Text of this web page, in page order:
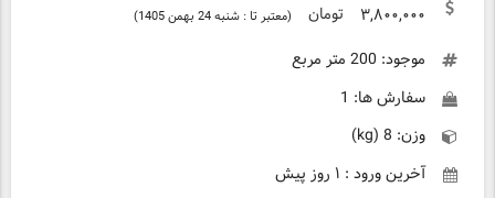
۳,۸۰۰,۰۰۰
تومان (معتبر تا : شنبه 24 بهمن 1405)
موجود: 200 متر مربع
سفارش ها: 1
وزن: 8 (kg)
آخرین ورود : ۱ روز پیش